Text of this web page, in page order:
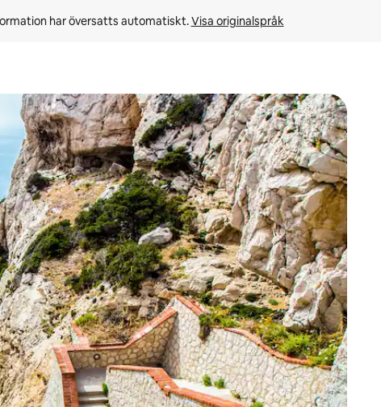
har översatts automatiskt. Visa originalspråk
eller utforska genom att trycka eller svepa.